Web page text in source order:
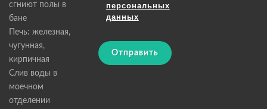
сгниют полы в
бане
Печь: железная,
чугунная,
кирпичная
Слив воды в
моечном
отделении
персональных
данных
Отправить